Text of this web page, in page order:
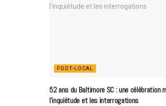
FOOT-LOCAL
52 ans du Baltimore SC : une célébration
l’inquiétude et les interrogations